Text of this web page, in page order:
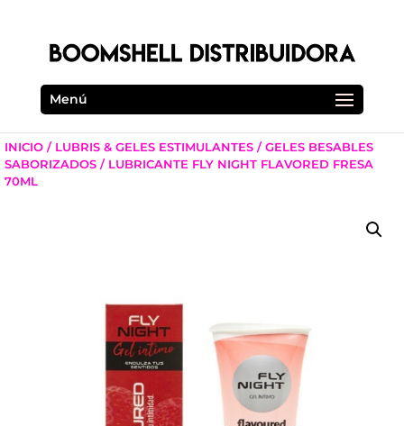
Menú
INICIO / LUBRIS & GELES ESTIMULANTES /GELES BESABLES
SABORIZADOS / LUBRICANTE FLY NIGHT FLAVORED FRESA
70ML